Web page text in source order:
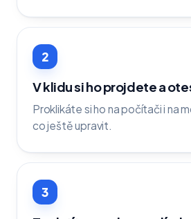
2
V klidu si ho projdete a
Proklikáte si ho na počítači i na
co ještě upravit.
3